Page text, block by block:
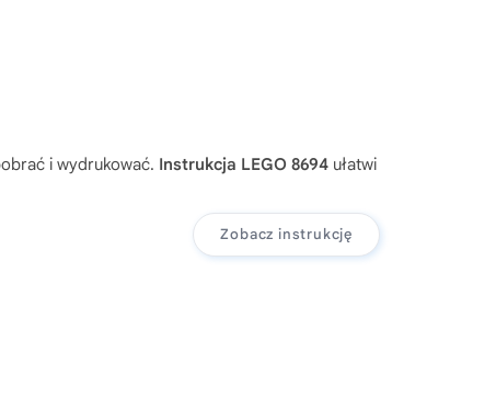
i wydrukować. Instrukcja LEGO 8694 ułatwi
Zobacz instrukcję